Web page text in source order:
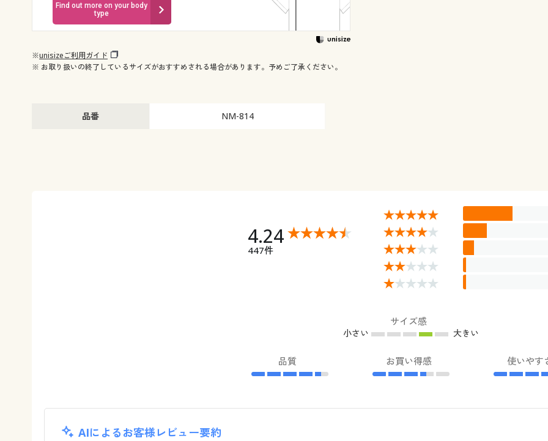
Find out more on your body
type
※unisizeご利用ガイド
※ お取り扱いの終了しているサイズがおすすめされる場合があります。予めご了承ください。
品番 NM-814
4.24
447件
サイズ感
小さい 大きい
品質 お買い得感 使いや
AIによるお客様レビュー要約